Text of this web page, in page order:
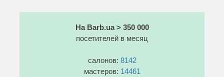
На Barb.ua > 350 000
посетителей в месяц
салонов: 8142
мастеров: 14461